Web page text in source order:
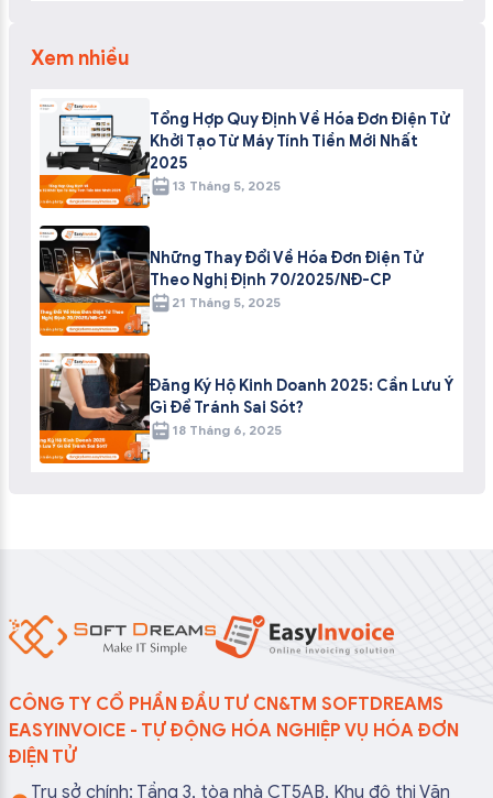
Xem nhiều
Tổng Hợp Quy Định Về Hóa Đơn Điện Tử
Khởi Tạo Từ Máy Tính Tiền Mới Nhất
2025
13 Tháng 5, 2025
Những Thay Đổi Về Hóa Đơn Điện Tử
Theo Nghị Định 70/2025/NĐ-CP
21 Tháng 5, 2025
Đăng Ký Hộ Kinh Doanh 2025: Cần Lưu Ý
Gì Để Tránh Sai Sót?
18 Tháng 6, 2025
CÔNG TY CỔ PHẦN ĐẦU TƯ CN&TM SOFTDREAMS
EASYINVOICE - TỰ ĐỘNG HÓA NGHIỆP VỤ HÓA ĐƠN
ĐIỆN TỬ
Trụ sở chính: Tầng 3, tòa nhà CT5AB, Khu đô thị Văn